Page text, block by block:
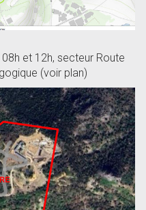
et 12h, secteur Route
(voir plan)